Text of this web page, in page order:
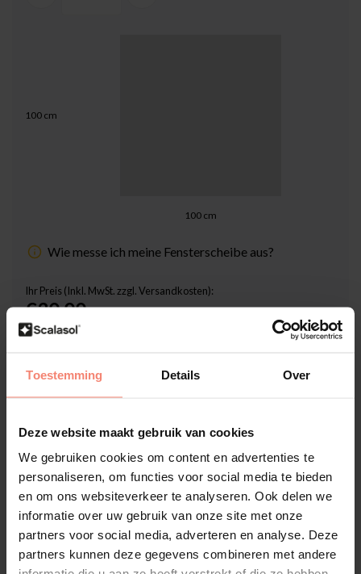
Toestemming Details Over
Deze website maakt gebruik van cookies
We gebruiken cookies om content en advertenties te
personaliseren, om functies voor social media te bieden
en om ons websiteverkeer te analyseren. Ook delen we
informatie over uw gebruik van onze site met onze
partners voor social media, adverteren en analyse. Deze
partners kunnen deze gegevens combineren met andere
100 cm
100 cm
Wie messe ich meine Fensterscheibe aus?
Ihr Preis (Inkl. MwSt. zzgl. Versandkosten):
€30,00
Inklusive Scalasol® SicherMontieren Garantie
Lieferzeit: 3-5 Werktage
In den Warenkorb
Hochwertige Folien-Qualität
Zuschnitt nach Maß
Lieferzeit 3-5 Werktage